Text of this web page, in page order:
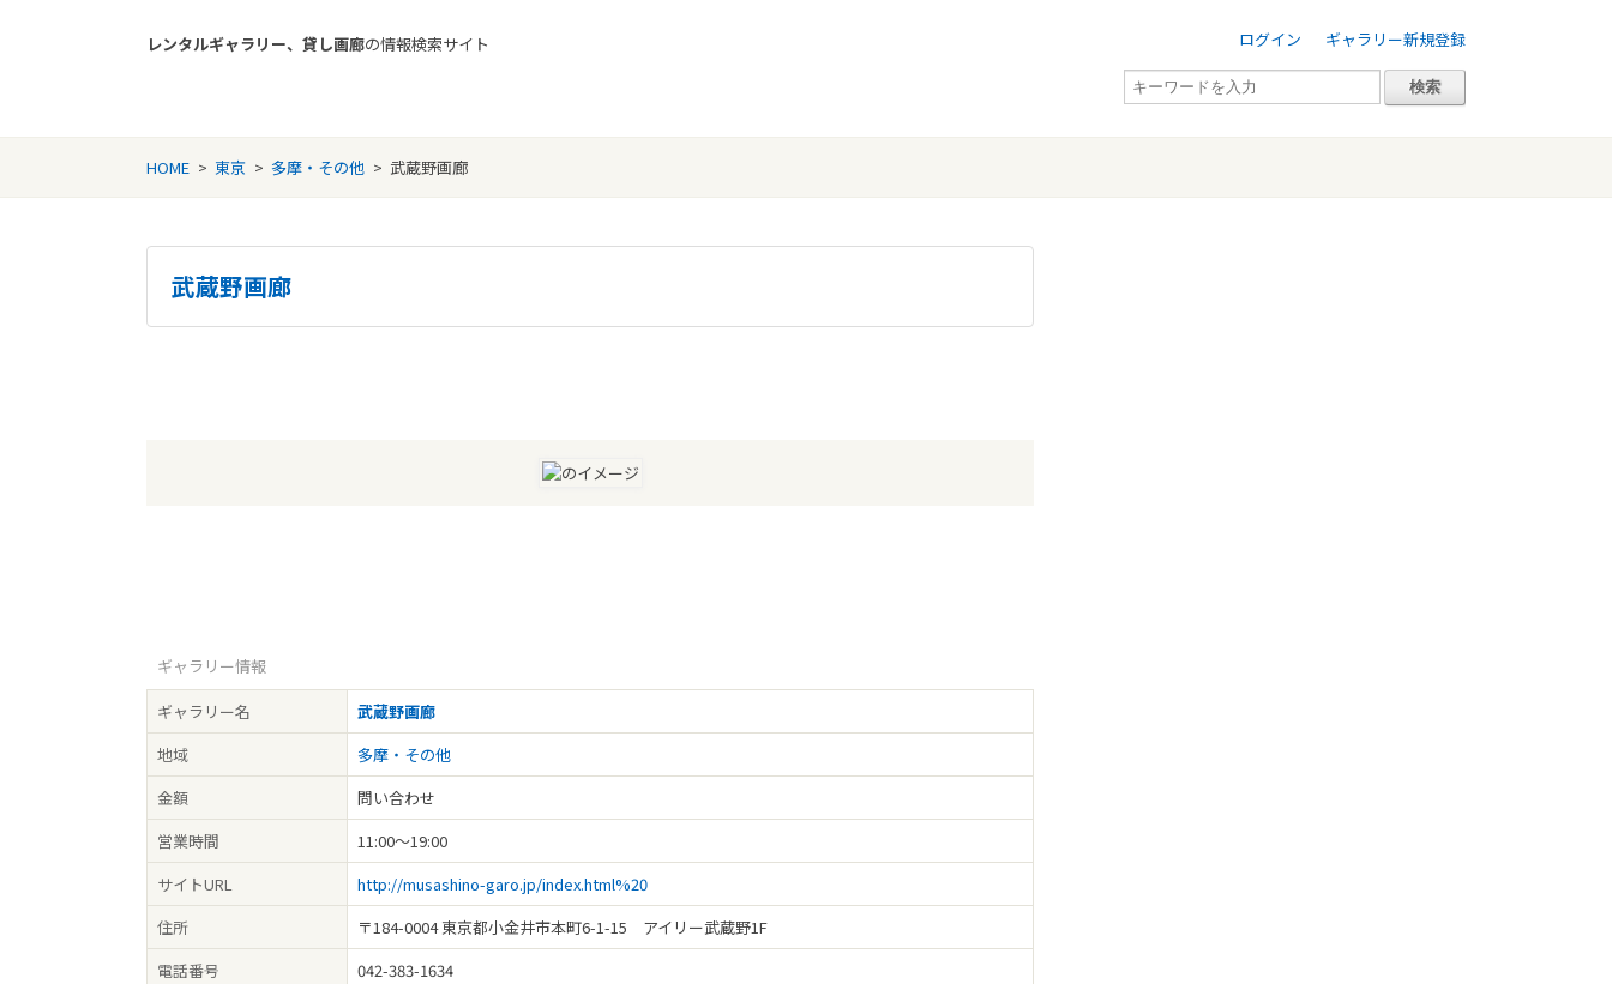
レンタルギャラリー、貸し画廊の情報検索サイト ログイン ギャラリー新規登録
HOME > 東京 > 多摩・その他 > 武蔵野画廊
武蔵野画廊
ギャラリー情報
ギャラリー名
武蔵野画廊
地域
多摩・その他
金額
問い合わせ
営業時間
11:00～19:00
サイトURL
http://musashino-garo.jp/index.html%20
住所
〒184-0004 東京都小金井市本町6-1-15 アイリー武蔵野1F
電話番号
042-383-1634